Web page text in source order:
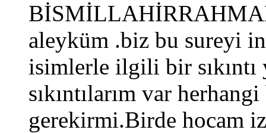
aleyküm .biz bu sureyi
isimlerle ilgili bir sıkıntı
sıkıntılarım var
gerekirmi.Birde hocam